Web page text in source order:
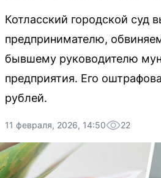
Котласский городской суд
предпринимателю,
бывшему руководителю
предприятия. Его
рублей.
11 февраля, 2026, 14:50 22